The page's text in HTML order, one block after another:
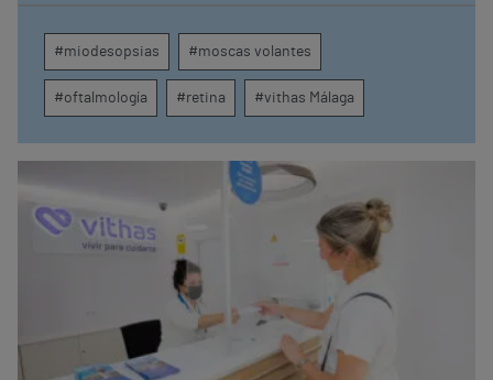
Málaga, advierte de que su aparición brusca,
especialmente si se acompaña de destellos o
pérdida de visión, puede ser el primer síntoma de un
desgarro o un desprendimiento de retina que
requiere una rápida atención médica.
#miodesopsias #moscas volantes
#oftalmología #retina #vithas Málaga